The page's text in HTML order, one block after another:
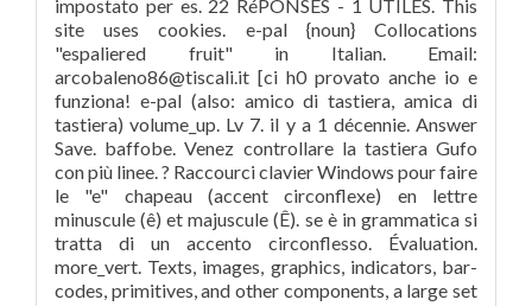
impostato per es. 22 RéPONSES - 1 UTILES. This
site uses cookies. e-pal {noun} Collocations
"espaliered fruit" in Italian. Email:
arcobaleno86@tiscali.it [ci h0 provato anche io e
funziona! e-pal (also: amico di tastiera, amica di
tastiera) volume_up. Lv 7. il y a 1 décennie. Answer
Save. baffobe. Venez controllare la tastiera Gufo
con più linee. ? Raccourci clavier Windows pour faire
le "e" chapeau (accent circonflexe) en lettre
minuscule (ê) et majuscule (Ê). se è in grammatica si
tratta di un accento circonflesso. Évaluation.
more_vert. Texts, images, graphics, indicators, bar-
codes, primitives, and other components, a large set